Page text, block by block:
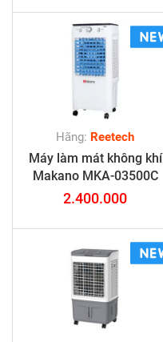
Hãng: Reetech
Máy làm mát không khí
Makano MKA-03500C
2.400.000